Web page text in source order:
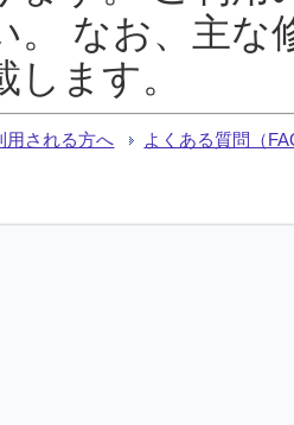
。 なお、主な
します。
用される方へ よくある質問（